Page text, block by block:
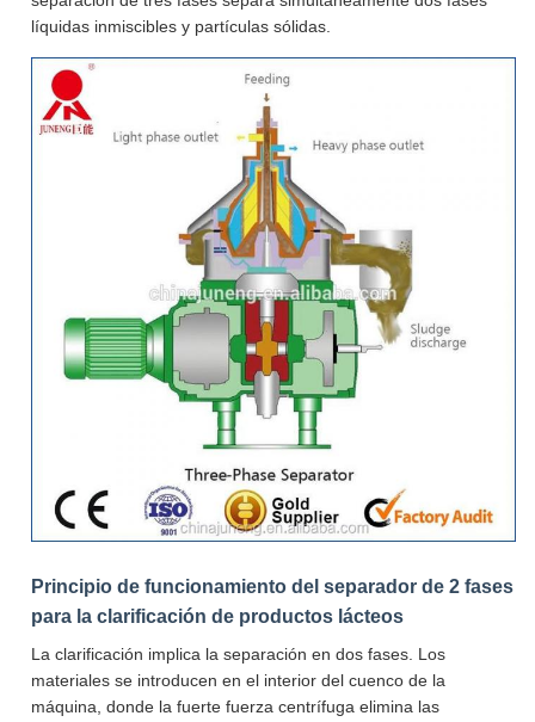
líquidas inmiscibles y partículas sólidas.
Principio de funcionamiento del separador de 2 fases
para la clarificación de productos lácteos
La clarificación implica la separación en dos fases. Los
materiales se introducen en el interior del cuenco de la
máquina, donde la fuerte fuerza centrífuga elimina las